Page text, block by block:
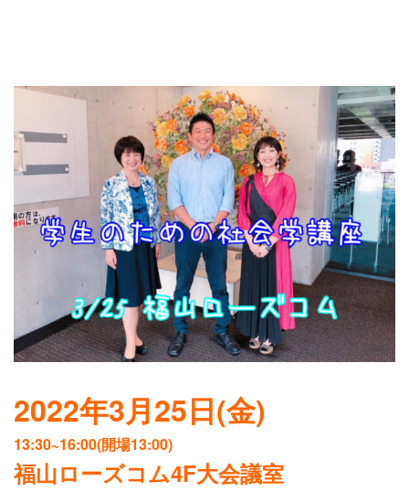
2022年3月25日(金)
13:30~16:00(開場13:00)
福山ローズコム4F大会議室